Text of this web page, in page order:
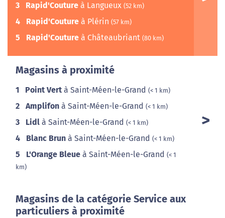
3 Rapid'Couture à Langueux (52 km)
4 Rapid'Couture à Plérin (57 km)
5 Rapid'Couture à Châteaubriant (80 km)
Magasins à proximité
1 Point Vert à Saint-Méen-le-Grand (< 1 km)
2 Amplifon à Saint-Méen-le-Grand (< 1 km)
3 Lidl à Saint-Méen-le-Grand (< 1 km)
4 Blanc Brun à Saint-Méen-le-Grand (< 1 km)
5 L'Orange Bleue à Saint-Méen-le-Grand (< 1
km)
Magasins de la catégorie Service aux
particuliers à proximité